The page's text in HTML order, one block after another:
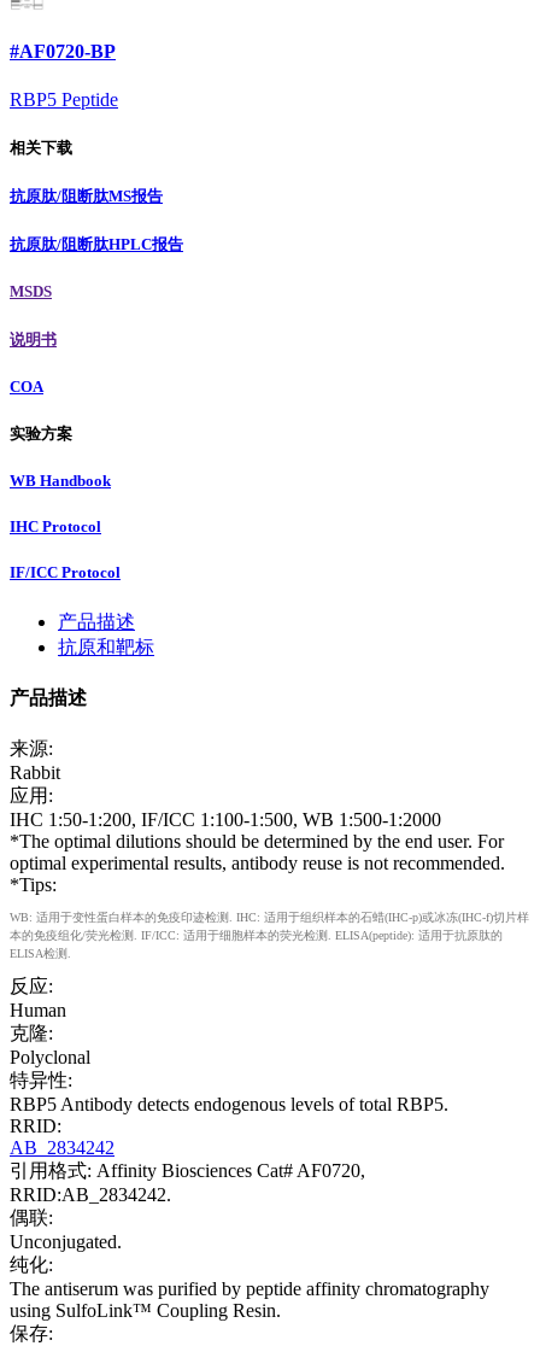
#AF0720-BP
RBP5 Peptide
相关下载
抗原肽/阻断肽MS报告
抗原肽/阻断肽HPLC报告
MSDS
说明书
COA
实验方案
WB Handbook
IHC Protocol
IF/ICC Protocol
产品描述
抗原和靶标
产品描述
来源:
Rabbit
应用:
IHC 1:50-1:200, IF/ICC 1:100-1:500, WB 1:500-1:2000
*The optimal dilutions should be determined by the end user. For
optimal experimental results, antibody reuse is not recommended.
*Tips:
WB: 适用于变性蛋白样本的免疫印迹检测. IHC: 适用于组织样本的石蜡(IHC-p)或冰冻(IHC-f)切片样
本的免疫组化/荧光检测. IF/ICC: 适用于细胞样本的荧光检测. ELISA(peptide): 适用于抗原肽的
ELISA检测.
反应:
Human
克隆:
Polyclonal
特异性:
RBP5 Antibody detects endogenous levels of total RBP5.
RRID:
AB_2834242
引用格式: Affinity Biosciences Cat# AF0720,
RRID:AB_2834242.
偶联:
Unconjugated.
纯化:
The antiserum was purified by peptide affinity chromatography
using SulfoLink™ Coupling Resin.
保存: